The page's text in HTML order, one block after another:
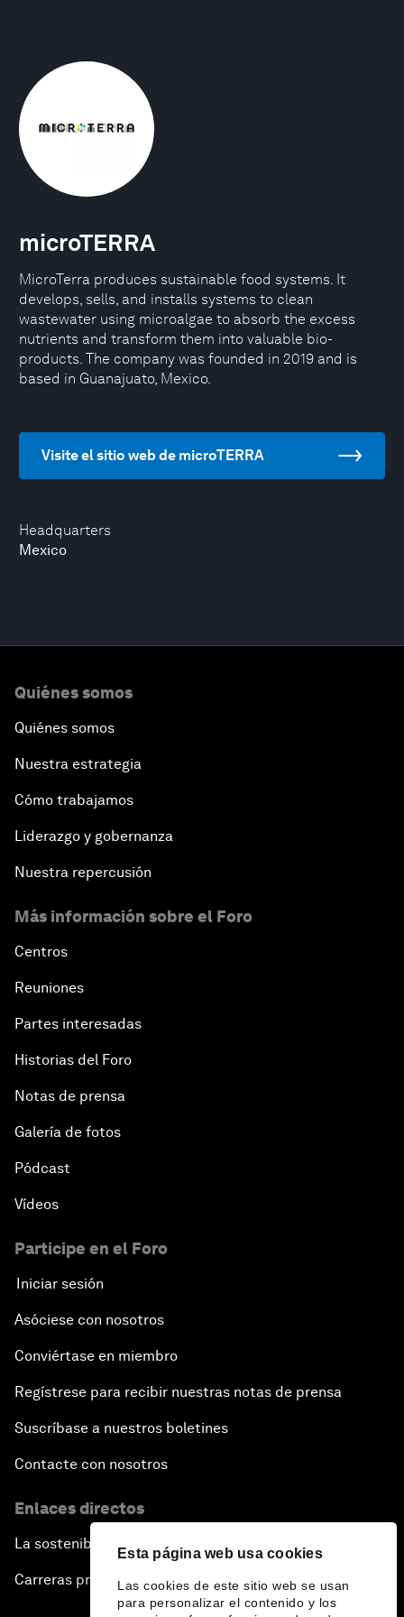
Esta página web usa cookies
Las cookies de este sitio web se usan
para personalizar el contenido y los
Headquarters
Mexico
microTERRA
MicroTerra produces sustainable food systems. It
develops, sells, and installs systems to clean
wastewater using microalgae to absorb the excess
nutrients and transform them into valuable bio-
products. The company was founded in 2019 and is
based in Guanajuato, Mexico.
Visite el sitio web de microTERRA
Quiénes somos
Quiénes somos
Nuestra estrategia
Cómo trabajamos
Liderazgo y gobernanza
Nuestra repercusión
Más información sobre el Foro
Centros
Reuniones
Partes interesadas
Historias del Foro
Notas de prensa
Galería de fotos
Pódcast
Vídeos
Participe en el Foro
Iniciar sesión
Asóciese con nosotros
Conviértase en miembro
Regístrese para recibir nuestras notas de prensa
Suscríbase a nuestros boletines
Contacte con nosotros
Enlaces directos
La sostenibilidad en el Foro
Carreras profesionales